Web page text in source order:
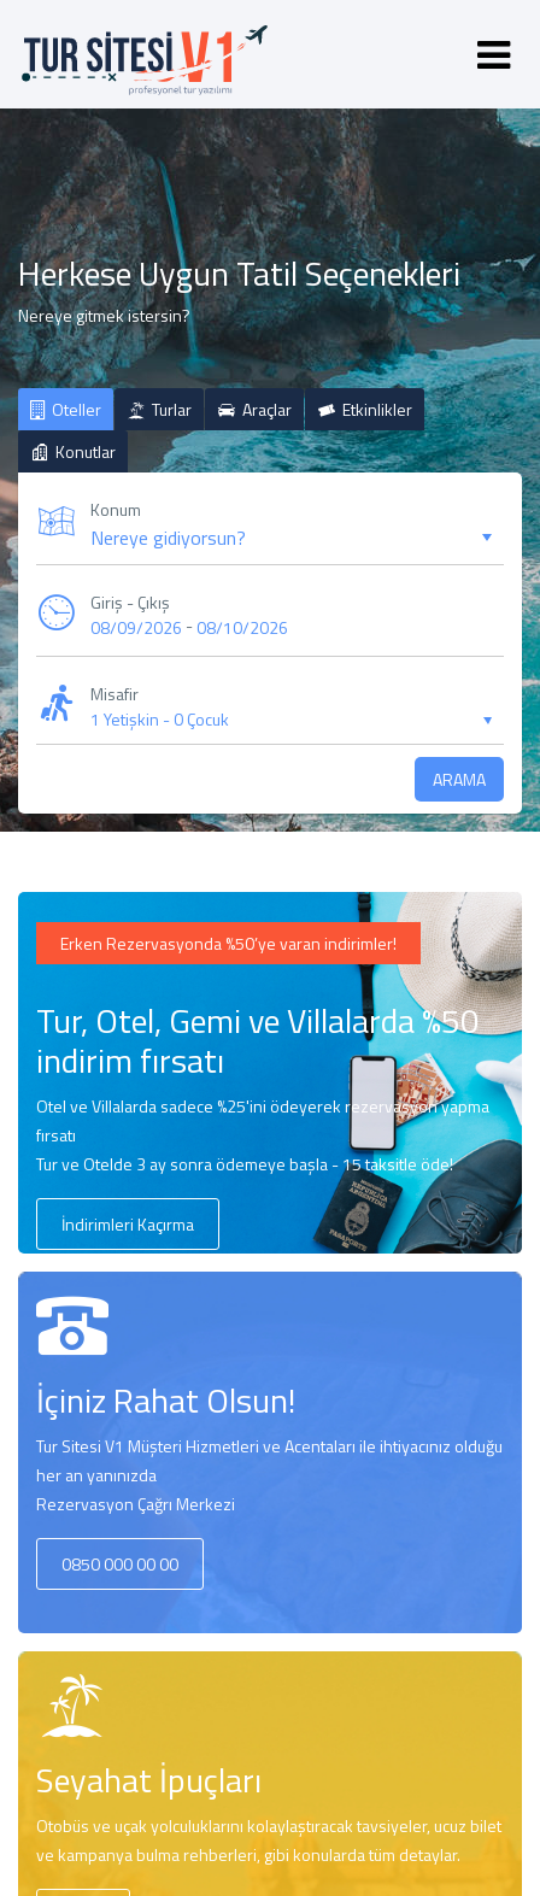
Herkese Uygun Tatil Seçenekleri
Nereye gitmek istersin?
Oteller Turlar Araçlar
Etkinlikler
Konutlar
Konum
Giriş - Çıkış
08/09/2026 -08/10/2026
Misafir
1 Yetişkin -0 Çocuk
ARAMA
Erken Rezervasyonda %50’ye varan indirimler!
Tur, Otel, Gemi ve Villalarda %50
indirim fırsatı
Otel ve Villalarda sadece %25'ini ödeyerek rezervasyon yapma
fırsatı
Tur ve Otelde 3 ay sonra ödemeye başla - 15 taksitle öde!
İndirimleri Kaçırma
İçiniz Rahat Olsun!
Tur Sitesi V1 Müşteri Hizmetleri ve Acentaları ile ihtiyacınız olduğu
her an yanınızda
Rezervasyon Çağrı Merkezi
0850 000 00 00
Seyahat İpuçları
Otobüs ve uçak yolculuklarını kolaylaştıracak tavsiyeler, ucuz bilet
ve kampanya bulma rehberleri, gibi konularda tüm detaylar.